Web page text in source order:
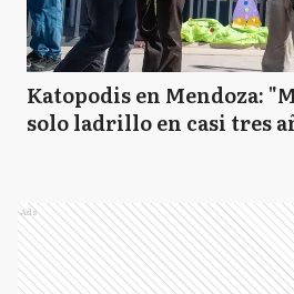
Katopodis en Mendoza:
solo ladrillo en casi tres
Ads